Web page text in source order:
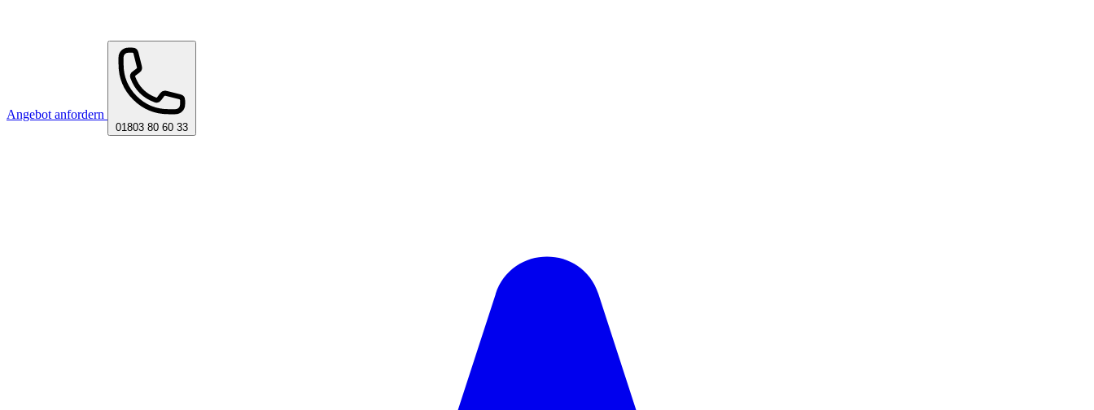
Angebot anfordern
01803 80 60 33